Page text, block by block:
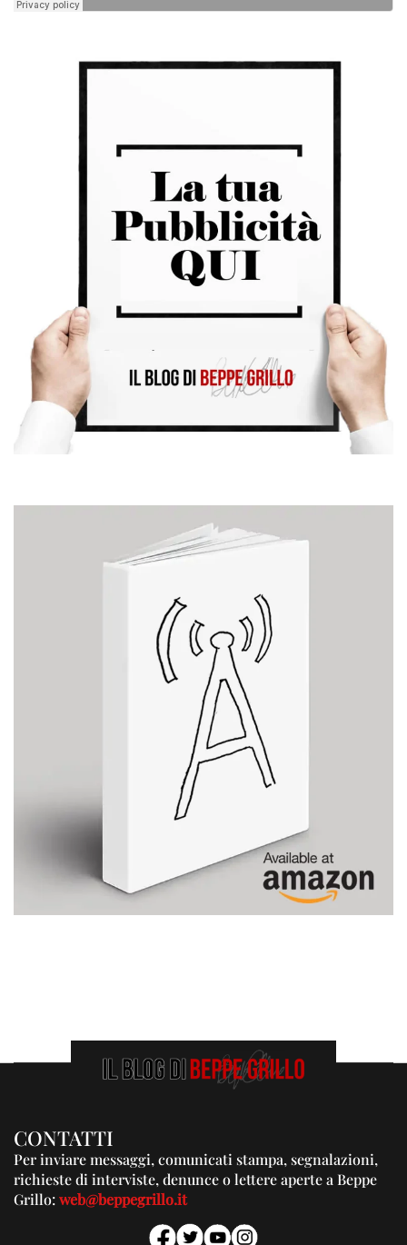
CONTATTI
Per inviare messaggi, comunicati stampa, segnalazioni,
richieste di interviste, denunce o lettere aperte a Beppe
Grillo:web@beppegrillo.it